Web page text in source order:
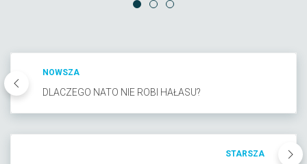
NOWSZA
DLACZEGO NATO NIE ROBI HAŁASU?
STARSZA